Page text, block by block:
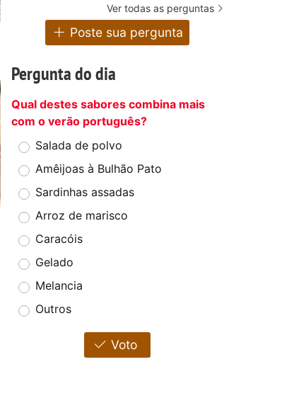
Ver todas as perguntas
Poste sua pergunta
Pergunta do dia
Qual destes sabores combina mais
com o verão português?
Salada de polvo
Amêijoas à Bulhão Pato
Sardinhas assadas
Arroz de marisco
Caracóis
Gelado
Melancia
Outros
Voto